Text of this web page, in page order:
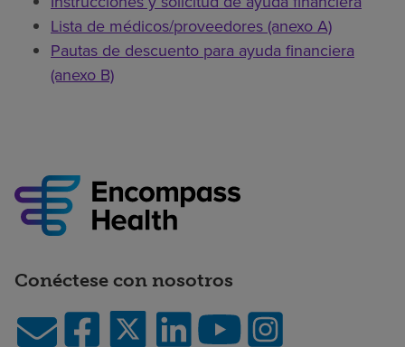
Lista de médicos/proveedores (anexo A)
Pautas de descuento para ayuda financiera
(anexo B)
Conéctese con nosotros